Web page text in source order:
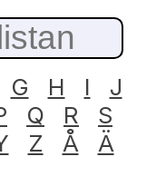
G H I
J
Q R
S
Z Å
Ä